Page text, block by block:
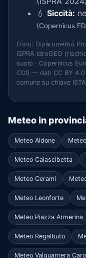
💧 Siccità:
(Copernicus
Fonti: Dipartimento
ISPRA IdroGEO
suolo · Copernicus
CDI) — dati CC BY
comune su chiave
Meteo in
Meteo Aidone
Meteo Calascibetta
Meteo Cerami
Meteo Leonforte
Meteo Piazza Armerina
Meteo Regalbuto
Meteo Valguarnera